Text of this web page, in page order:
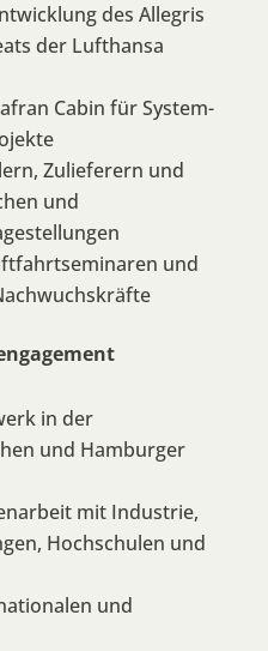
des Allegris
der Lufthansa
Cabin für System-
Zulieferern und
und
und
in der
und Hamburger
mit Industrie,
Hochschulen und
und